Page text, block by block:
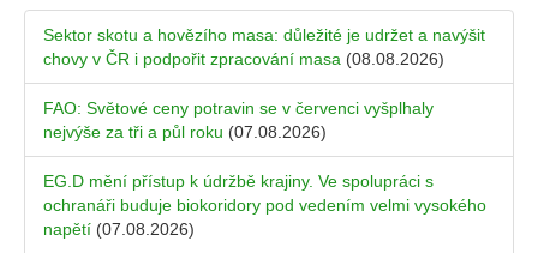
Sektor skotu a hovězího masa: důležité je udržet a navýšit
chovy v ČR i podpořit zpracování masa (08.08.2026)
FAO: Světové ceny potravin se v červenci vyšplhaly
nejvýše za tři a půl roku (07.08.2026)
EG.D mění přístup k údržbě krajiny. Ve spolupráci s
ochranáři buduje biokoridory pod vedením velmi vysokého
napětí (07.08.2026)